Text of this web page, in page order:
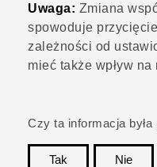
Uwaga: Zmiana
spowoduje
zależności od
mieć także wpływ
Czy ta informacja była
Tak
Nie